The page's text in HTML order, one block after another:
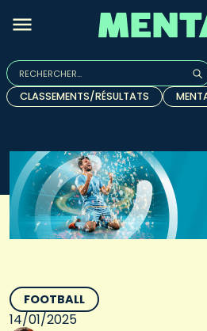
Rechercher :
Quand les résultats de l'auto-
CLASSEMENTS/RÉSULTATS
FOOTBALL
14/01/2025